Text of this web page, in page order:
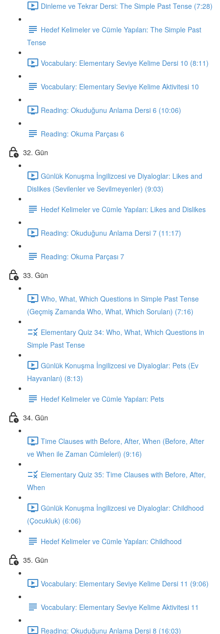
Dinleme ve Tekrar Dersi: The Simple Past Tense (7:28)
Hedef Kelimeler ve Cümle Yapıları: The Simple Past
Tense
Vocabulary: Elementary Seviye Kelime Dersi 10 (8:11)
Vocabulary: Elementary Seviye Kelime Aktivitesi 10
Reading: Okuduğunu Anlama Dersi 6 (10:06)
Reading: Okuma Parçası 6
32. Gün
Günlük Konuşma İngilizcesi ve Diyaloglar: Likes and
Dislikes (Sevilenler ve Sevilmeyenler) (9:03)
Hedef Kelimeler ve Cümle Yapıları: Likes and Dislikes
Reading: Okuduğunu Anlama Dersi 7 (11:17)
Reading: Okuma Parçası 7
33. Gün
Who, What, Which Questions in Simple Past Tense
(Geçmiş Zamanda Who, What, Which Soruları) (7:16)
Elementary Quiz 34: Who, What, Which Questions in
Simple Past Tense
Günlük Konuşma İngilizcesi ve Diyaloglar: Pets (Ev
Hayvanları) (8:13)
Hedef Kelimeler ve Cümle Yapıları: Pets
34. Gün
Time Clauses with Before, After, When (Before, After
ve When ile Zaman Cümleleri) (9:16)
Elementary Quiz 35: Time Clauses with Before, After,
When
Günlük Konuşma İngilizcesi ve Diyaloglar: Childhood
(Çocukluk) (6:06)
Hedef Kelimeler ve Cümle Yapıları: Childhood
35. Gün
Vocabulary: Elementary Seviye Kelime Dersi 11 (9:06)
Vocabulary: Elementary Seviye Kelime Aktivitesi 11
Reading: Okuduğunu Anlama Dersi 8 (16:03)